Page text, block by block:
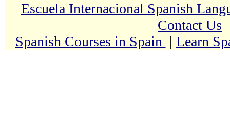
Escuela Internacional Spanish
Contact Us
Spanish Courses in Spain | Learn